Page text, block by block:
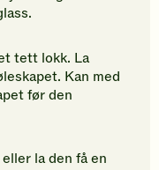
tett lokk. La
Kan med
før den
la den få en